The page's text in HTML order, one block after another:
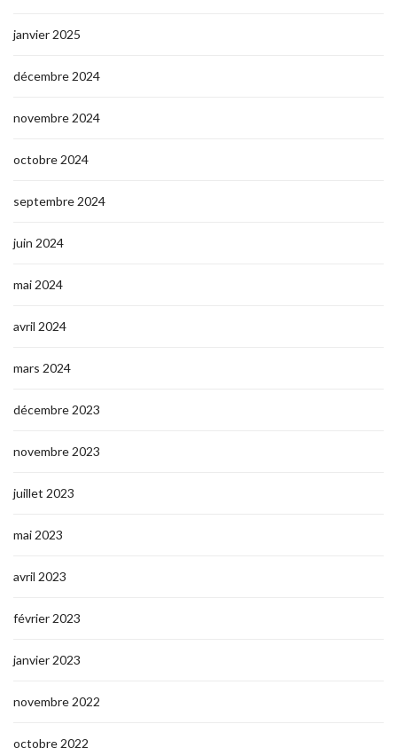
janvier 2025
décembre 2024
novembre 2024
octobre 2024
septembre 2024
juin 2024
mai 2024
avril 2024
mars 2024
décembre 2023
novembre 2023
juillet 2023
mai 2023
avril 2023
février 2023
janvier 2023
novembre 2022
octobre 2022